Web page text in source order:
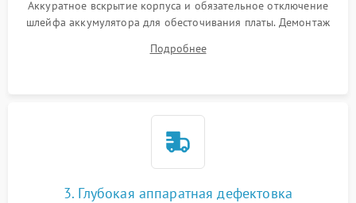
Аккуратное вскрытие корпуса и обязательное отключение
шлейфа аккумулятора для обесточивания платы. Демонтаж
высохшей термопасты с кристаллов чипов.
Подробнее
3. Глубокая аппаратная дефектовка